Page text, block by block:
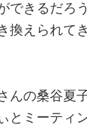
できるだ
換えられて
んの桑谷夏
とミーティ